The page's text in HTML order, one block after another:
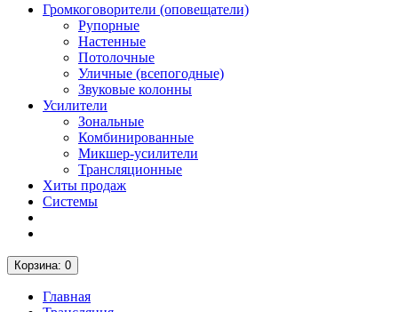
Громкоговорители (оповещатели)
Рупорные
Настенные
Потолочные
Уличные (всепогодные)
Звуковые колонны
Усилители
Зональные
Комбинированные
Микшер-усилители
Трансляционные
Хиты продаж
Системы
Корзина: 0
Главная